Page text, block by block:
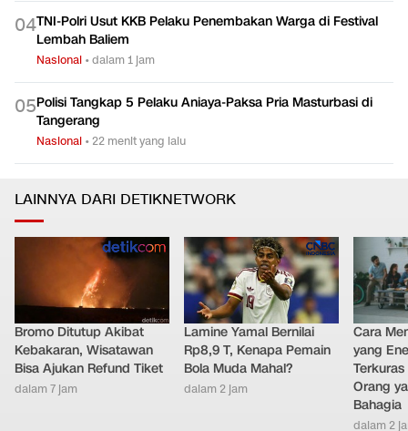
04TNI-Polri Usut KKB Pelaku Penembakan Warga di Festival
Lembah Baliem
Nasional •dalam 1 jam
05Polisi Tangkap 5 Pelaku Aniaya-Paksa Pria Masturbasi di
Tangerang
Nasional •22 menit yang lalu
LAINNYA DARI DETIKNETWORK
Bromo Ditutup Akibat
Kebakaran, Wisatawan
Bisa Ajukan Refund Tiket
dalam 7 jam
Lamine Yamal Bernilai
Rp8,9 T, Kenapa Pemain
Bola Muda Mahal?
dalam 2 jam
Cara
yang
Orang
Bahagia
dalam 2